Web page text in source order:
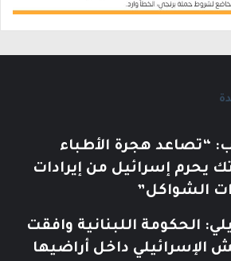
“تصاعد هجرة الأطباء
يحرم إسرائيل من إيرادات
الشواكل”
الحكومة اللبنانية وافقت
الإسرائيلي داخل أراضيها